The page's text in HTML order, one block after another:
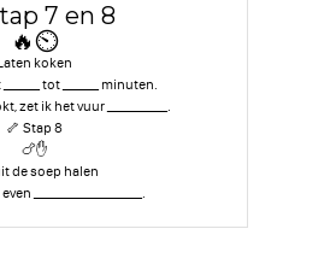
7 en 8
🔥⏲️
koken
tot ______ minuten.
zet ik het vuur __________.
🦴 Stap 8
🍗✋
de soep halen
__________________.